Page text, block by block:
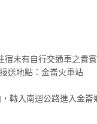
宿未有自行交通車之貴
送地點：金崙火車站
轉入南迴公路進入金崙